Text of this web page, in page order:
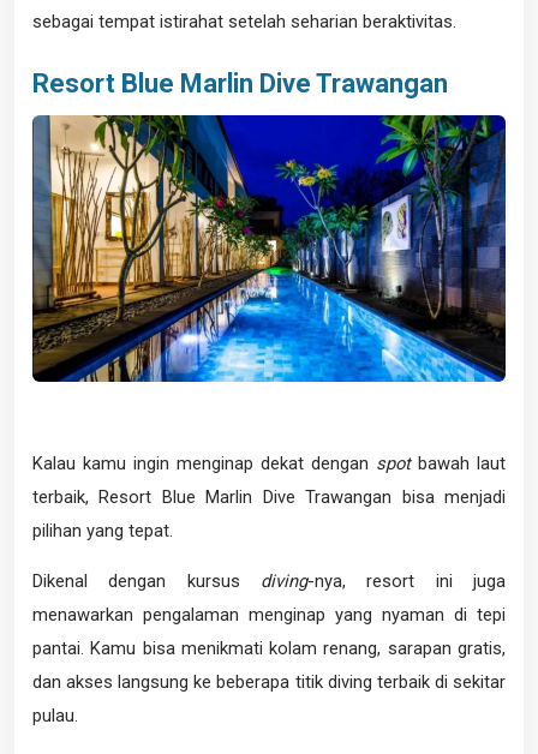
sebagai tempat istirahat setelah seharian beraktivitas.
Resort Blue Marlin Dive Trawangan
Kalau kamu ingin menginap dekat dengan spotbawah laut
terbaik, Resort Blue Marlin Dive Trawangan bisa menjadi
pilihan yang tepat.
Dikenal dengan kursus diving-nya, resort ini juga
menawarkan pengalaman menginap yang nyaman di tepi
pantai. Kamu bisa menikmati kolam renang, sarapan gratis,
dan akses langsung ke beberapa titik diving terbaik di sekitar
pulau.